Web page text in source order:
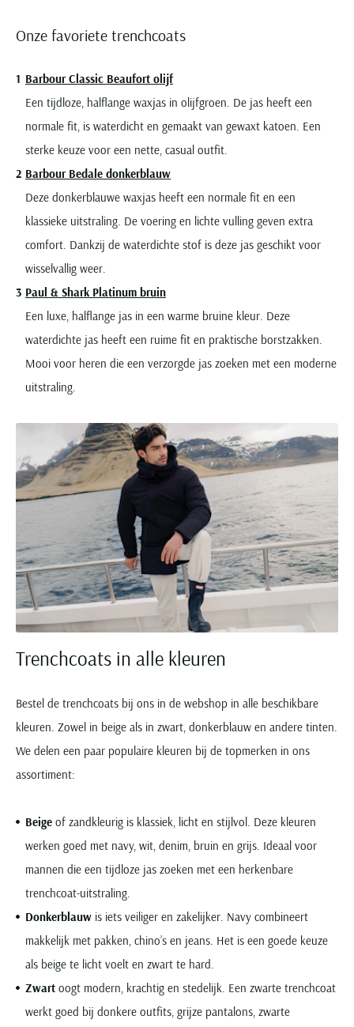
Onze favoriete trenchcoats
Barbour Classic Beaufort olijf
Een tijdloze, halflange waxjas in olijfgroen. De jas heeft een
normale fit, is waterdicht en gemaakt van gewaxt katoen. Een
sterke keuze voor een nette, casual outfit.
Barbour Bedale donkerblauw
Deze donkerblauwe waxjas heeft een normale fit en een
klassieke uitstraling. De voering en lichte vulling geven extra
comfort. Dankzij de waterdichte stof is deze jas geschikt voor
wisselvallig weer.
Paul & Shark Platinum bruin
Een luxe, halflange jas in een warme bruine kleur. Deze
waterdichte jas heeft een ruime fit en praktische borstzakken.
Mooi voor heren die een verzorgde jas zoeken met een moderne
uitstraling.
Trenchcoats in alle kleuren
Bestel de trenchcoats bij ons in de webshop in alle beschikbare
kleuren. Zowel in beige als in zwart, donkerblauw en andere tinten.
We delen een paar populaire kleuren bij de topmerken in ons
assortiment:
Beige of zandkleurig is klassiek, licht en stijlvol. Deze kleuren
werken goed met navy, wit, denim, bruin en grijs. Ideaal voor
mannen die een tijdloze jas zoeken met een herkenbare
trenchcoat-uitstraling.
Donkerblauw is iets veiliger en zakelijker. Navy combineert
makkelijk met pakken, chino’s en jeans. Het is een goede keuze
als beige te licht voelt en zwart te hard.
Zwart oogt modern, krachtig en stedelijk. Een zwarte trenchcoat
werkt goed bij donkere outfits, grijze pantalons, zwarte